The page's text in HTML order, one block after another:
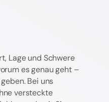
Lage und Schwere
es genau geht –
Bei uns
versteckte